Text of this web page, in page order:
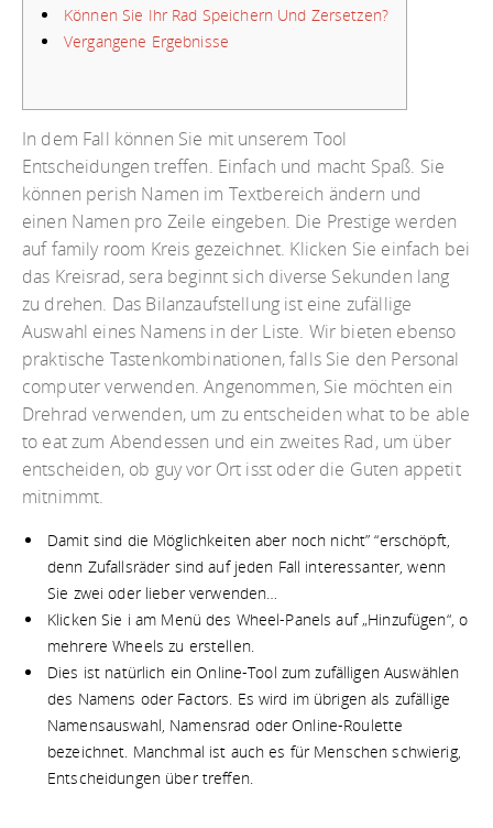
Können Sie Ihr Rad Speichern Und Zersetzen?
Vergangene Ergebnisse
In dem Fall können Sie mit unserem Tool
Entscheidungen treffen. Einfach und macht Spaß. Sie
können perish Namen im Textbereich ändern und
einen Namen pro Zeile eingeben. Die Prestige werden
auf family room Kreis gezeichnet. Klicken Sie einfach bei
das Kreisrad, sera beginnt sich diverse Sekunden lang
zu drehen. Das Bilanzaufstellung ist eine zufällige
Auswahl eines Namens in der Liste. Wir bieten ebenso
praktische Tastenkombinationen, falls Sie den Personal
computer verwenden. Angenommen, Sie möchten ein
Drehrad verwenden, um zu entscheiden what to be able
to eat zum Abendessen und ein zweites Rad, um über
entscheiden, ob guy vor Ort isst oder die Guten appetit
mitnimmt.
Damit sind die Möglichkeiten aber noch nicht” “erschöpft,
denn Zufallsräder sind auf jeden Fall interessanter, wenn
Sie zwei oder lieber verwenden…
Klicken Sie i am Menü des Wheel-Panels auf „Hinzufügen“, o
mehrere Wheels zu erstellen.
Dies ist natürlich ein Online-Tool zum zufälligen Auswählen
des Namens oder Factors. Es wird im übrigen als zufällige
Namensauswahl, Namensrad oder Online-Roulette
bezeichnet. Manchmal ist auch es für Menschen schwierig,
Entscheidungen über treffen.